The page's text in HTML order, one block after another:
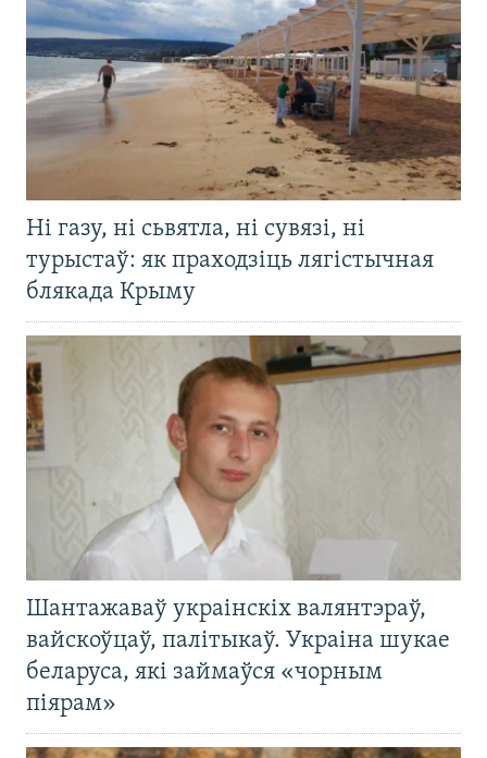
Ні газу, ні сьвятла, ні сувязі, ні
турыстаў: як праходзіць лягістычная
блякада Крыму
Шантажаваў украінскіх валянтэраў,
вайскоўцаў, палітыкаў. Украіна шукае
беларуса, які займаўся «чорным
піярам»